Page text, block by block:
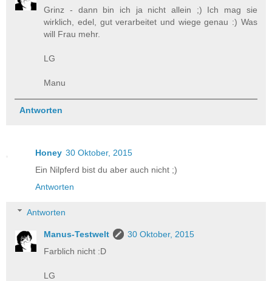
Grinz - dann bin ich ja nicht allein ;) Ich mag sie
wirklich, edel, gut verarbeitet und wiege genau :) Was
will Frau mehr.
LG
Manu
Antworten
Honey 30 Oktober, 2015
Ein Nilpferd bist du aber auch nicht ;)
Antworten
Antworten
Manus-Testwelt
30 Oktober, 2015
Farblich nicht :D
LG